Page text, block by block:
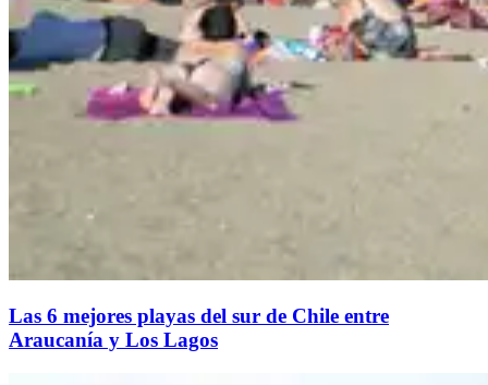
Las 6 mejores playas del sur de Chile entre
Araucanía y Los Lagos